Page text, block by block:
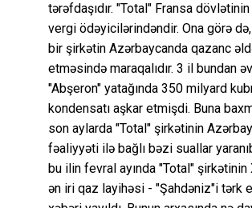
tərəfdaşıdır. "Total" Fransa
vergi ödəyicilərindəndir. Ona görə
bir şirkətin Azərbaycanda qazanc
etməsində maraqalıdır. 3 il bundan
"Abşeron" yatağında 350 milyard
kondensatı aşkar etmişdi. Buna
son aylarda "Total" şirkətinin
fəaliyyəti ilə bağlı bəzi suallar
bu ilin fevral ayında "Total" şirkətinin
ən iri qaz layihəsi - "Şahdəniz"i tərk